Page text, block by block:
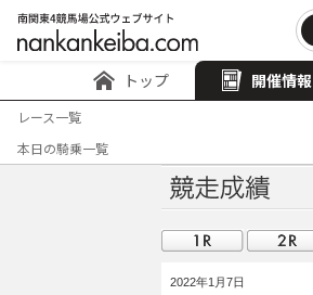
トップ 開催情報
レース一覧
本日の騎乗一覧
2022年1月7日